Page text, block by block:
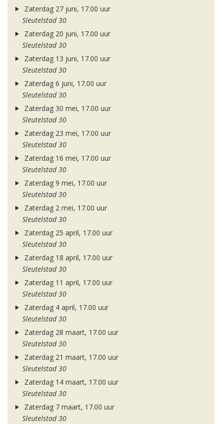
Zaterdag 27 juni, 17.00 uur
Sleutelstad 30
Zaterdag 20 juni, 17.00 uur
Sleutelstad 30
Zaterdag 13 juni, 17.00 uur
Sleutelstad 30
Zaterdag 6 juni, 17.00 uur
Sleutelstad 30
Zaterdag 30 mei, 17.00 uur
Sleutelstad 30
Zaterdag 23 mei, 17.00 uur
Sleutelstad 30
Zaterdag 16 mei, 17.00 uur
Sleutelstad 30
Zaterdag 9 mei, 17.00 uur
Sleutelstad 30
Zaterdag 2 mei, 17.00 uur
Sleutelstad 30
Zaterdag 25 april, 17.00 uur
Sleutelstad 30
Zaterdag 18 april, 17.00 uur
Sleutelstad 30
Zaterdag 11 april, 17.00 uur
Sleutelstad 30
Zaterdag 4 april, 17.00 uur
Sleutelstad 30
Zaterdag 28 maart, 17.00 uur
Sleutelstad 30
Zaterdag 21 maart, 17.00 uur
Sleutelstad 30
Zaterdag 14 maart, 17.00 uur
Sleutelstad 30
Zaterdag 7 maart, 17.00 uur
Sleutelstad 30